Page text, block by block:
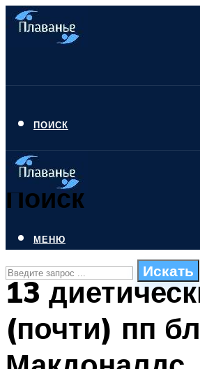
ПОИСК
Поиск
Искать
СТИЛИ ПЛАВАНЬЯ
ПЛАВАНЬЕ ДЛЯ ДЕТЕЙ
МЕНЮ
13
(почти) пп